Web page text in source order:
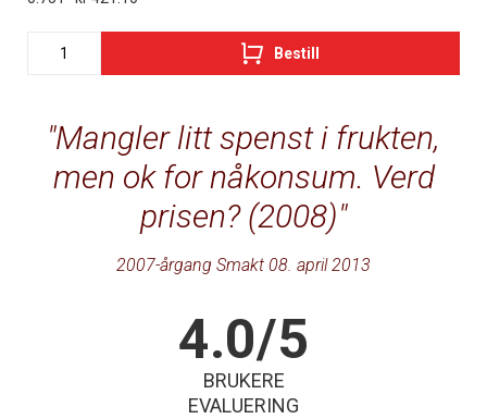
Mangler litt spenst i frukten,
men ok for nåkonsum. Verd
prisen? (2008)
2007-årgang Smakt 08. april 2013
4.0/5
BRUKERE
EVALUERING
Bestill